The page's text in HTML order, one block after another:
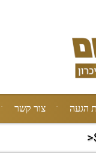
הגעה צור קשר